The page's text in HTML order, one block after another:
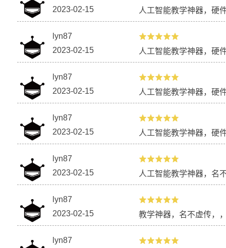
校园气象站系统
「BXY」掌控板 高中信息技术教程—
感知环境促健康2
「BXY」掌控
感知环境促健
创客高级套装
【新课标】信
校园气象站系
2023-02-15
人工智能教学神器，硬
lyn87
2023-02-15
人工智能教学神器，硬
lyn87
2023-02-15
人工智能教学神器，硬
lyn87
2023-02-15
人工智能教学神器，硬
lyn87
2023-02-15
人工智能教学神器，名
lyn87
2023-02-15
教学神器，名不虚传，
lyn87